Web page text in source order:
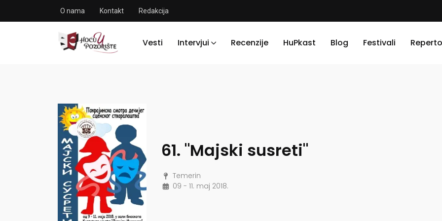
O nama Kontakt Redakcija
Vesti Intervjui Recenzije HuPkast Blog Festivali
61. "Majski susreti"
Temerin
09 - 11. maj 2018.